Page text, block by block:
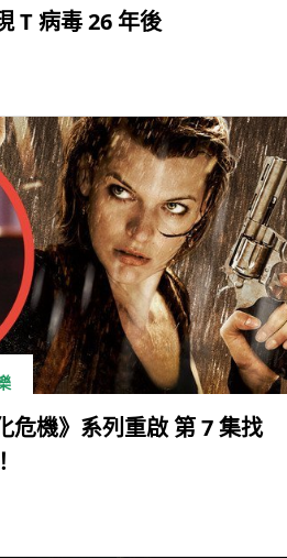
T 病毒 26 年後
危機》系列重啟 第 7 集找